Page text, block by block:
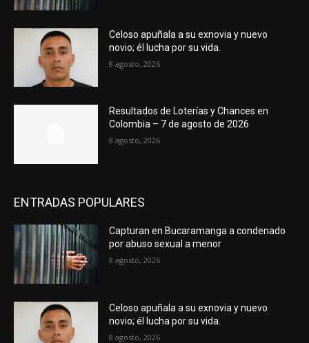
Celoso apuñala a su exnovia y nuevo
novio; él lucha por su vida.
8 agosto, 2026
Resultados de Loterías y Chances en
Colombia – 7 de agosto de 2026
8 agosto, 2026
ENTRADAS POPULARES
Capturan en Bucaramanga a condenado
por abuso sexual a menor
8 agosto, 2026
Celoso apuñala a su exnovia y nuevo
novio; él lucha por su vida.
8 agosto, 2026